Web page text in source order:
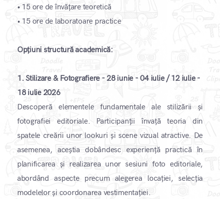
• 15 ore de învățare teoretică
• 15 ore de laboratoare practice
Opțiuni structură academică:
1.Stilizare & Fotografiere - 28 iunie - 04 iulie / 12 iulie -
18 iulie 2026
Descoperă elementele fundamentale ale stilizării și
fotografiei editoriale. Participanții învață teoria din
spatele creării unor lookuri și scene vizual atractive. De
asemenea, aceștia dobândesc experiență practică în
planificarea și realizarea unor sesiuni foto editoriale,
abordând aspecte precum alegerea locației, selecția
modelelor și coordonarea vestimentației.